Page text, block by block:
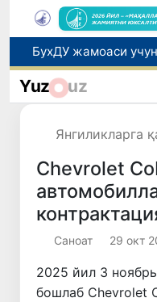
Yuz uz
Янгиликларга
Chevrolet
Саноат 29 окт
2025 йил 3
бошлаб Chevrolet